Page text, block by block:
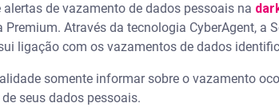
de vazamento de dados pessoais na
Premium. Através da tecnologia CyberAgent,
ligação com os vazamentos de dados
somente informar sobre o vazamento
seus dados pessoais.